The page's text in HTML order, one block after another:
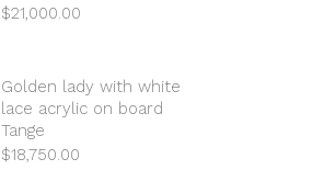
$21,000.00
Golden lady with white
lace acrylic on board
Tange
$18,750.00